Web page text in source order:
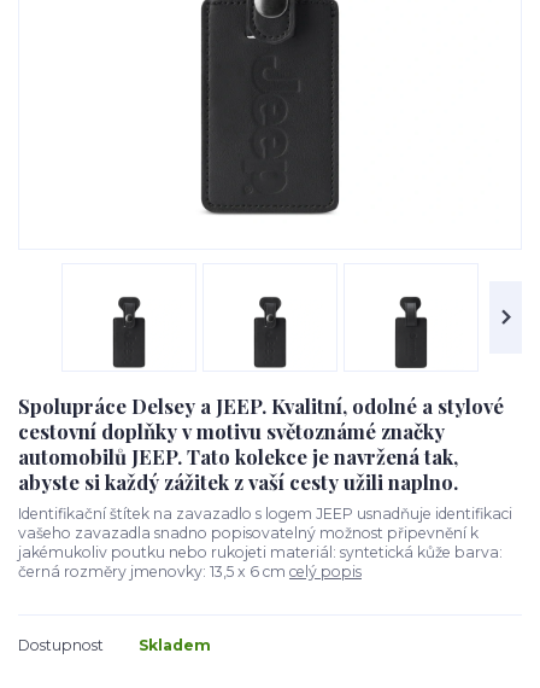
Spolupráce Delsey a JEEP. Kvalitní, odolné a stylové
cestovní doplňky v motivu světoznámé značky
automobilů JEEP. Tato kolekce je navržená tak,
abyste si každý zážitek z vaší cesty užili naplno.
Identifikační štítek na zavazadlo s logem JEEP usnadňuje identifikaci
vašeho zavazadla snadno popisovatelný možnost připevnění k
jakémukoliv poutku nebo rukojeti materiál: syntetická kůže barva:
černá rozměry jmenovky: 13,5 x 6 cm celý popis
Dostupnost Skladem